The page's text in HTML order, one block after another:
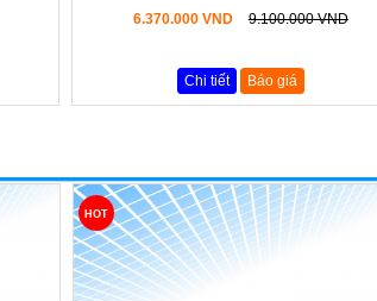
6.370.000 VND 9.100.000 VND
Chi tiết Báo giá
HOT